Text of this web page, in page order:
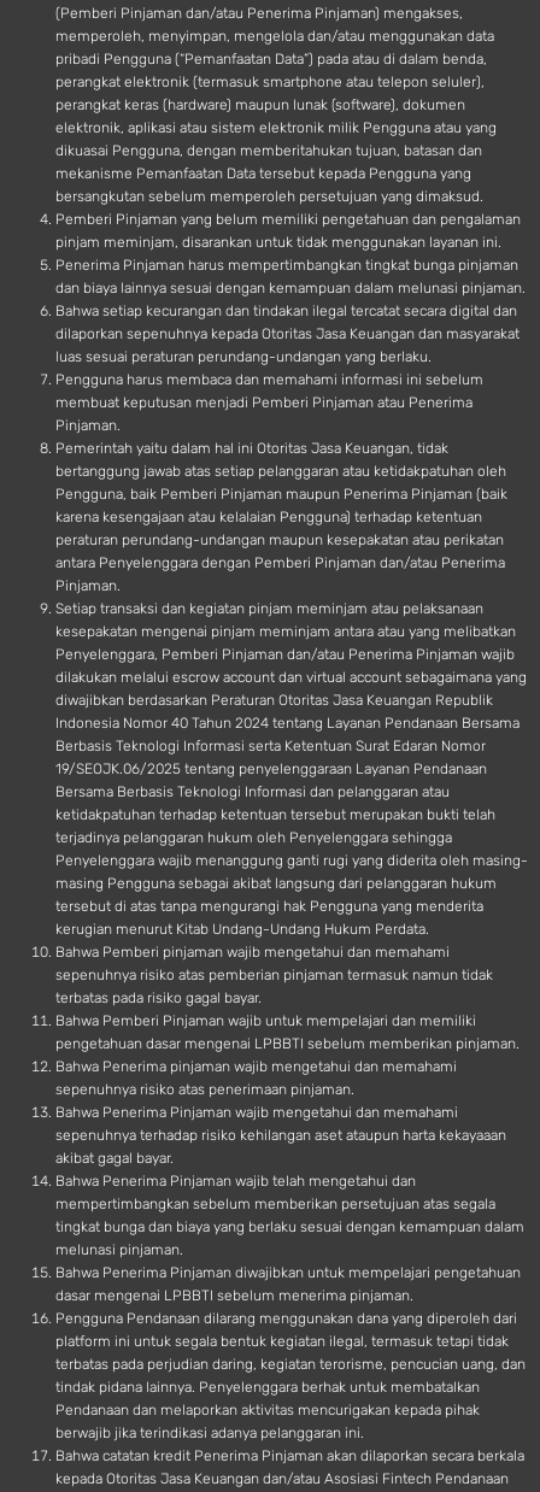
(Pemberi Pinjaman dan/atau Penerima Pinjaman) mengakses,
memperoleh, menyimpan, mengelola dan/atau menggunakan data
pribadi Pengguna (“Pemanfaatan Data”) pada atau di dalam benda,
perangkat elektronik (termasuk smartphone atau telepon seluler),
perangkat keras (hardware) maupun lunak (software), dokumen
elektronik, aplikasi atau sistem elektronik milik Pengguna atau yang
dikuasai Pengguna, dengan memberitahukan tujuan, batasan dan
mekanisme Pemanfaatan Data tersebut kepada Pengguna yang
bersangkutan sebelum memperoleh persetujuan yang dimaksud.
Pemberi Pinjaman yang belum memiliki pengetahuan dan pengalaman
pinjam meminjam, disarankan untuk tidak menggunakan layanan ini.
Penerima Pinjaman harus mempertimbangkan tingkat bunga pinjaman
dan biaya lainnya sesuai dengan kemampuan dalam melunasi pinjaman.
Bahwa setiap kecurangan dan tindakan ilegal tercatat secara digital dan
dilaporkan sepenuhnya kepada Otoritas Jasa Keuangan dan masyarakat
luas sesuai peraturan perundang-undangan yang berlaku.
Pengguna harus membaca dan memahami informasi ini sebelum
membuat keputusan menjadi Pemberi Pinjaman atau Penerima
Pinjaman.
Pemerintah yaitu dalam hal ini Otoritas Jasa Keuangan, tidak
bertanggung jawab atas setiap pelanggaran atau ketidakpatuhan oleh
Pengguna, baik Pemberi Pinjaman maupun Penerima Pinjaman (baik
karena kesengajaan atau kelalaian Pengguna) terhadap ketentuan
peraturan perundang-undangan maupun kesepakatan atau perikatan
antara Penyelenggara dengan Pemberi Pinjaman dan/atau Penerima
Pinjaman.
Setiap transaksi dan kegiatan pinjam meminjam atau pelaksanaan
kesepakatan mengenai pinjam meminjam antara atau yang melibatkan
Penyelenggara, Pemberi Pinjaman dan/atau Penerima Pinjaman wajib
dilakukan melalui escrow account dan virtual account sebagaimana yang
diwajibkan berdasarkan Peraturan Otoritas Jasa Keuangan Republik
Indonesia Nomor 40 Tahun 2024 tentang Layanan Pendanaan Bersama
Berbasis Teknologi Informasi serta Ketentuan Surat Edaran Nomor
19/SEOJK.06/2025 tentang penyelenggaraan Layanan Pendanaan
Bersama Berbasis Teknologi Informasi dan pelanggaran atau
ketidakpatuhan terhadap ketentuan tersebut merupakan bukti telah
terjadinya pelanggaran hukum oleh Penyelenggara sehingga
Penyelenggara wajib menanggung ganti rugi yang diderita oleh masing-
masing Pengguna sebagai akibat langsung dari pelanggaran hukum
tersebut di atas tanpa mengurangi hak Pengguna yang menderita
kerugian menurut Kitab Undang-Undang Hukum Perdata.
Bahwa Pemberi pinjaman wajib mengetahui dan memahami
sepenuhnya risiko atas pemberian pinjaman termasuk namun tidak
terbatas pada risiko gagal bayar.
Bahwa Pemberi Pinjaman wajib untuk mempelajari dan memiliki
pengetahuan dasar mengenai LPBBTI sebelum memberikan pinjaman.
Bahwa Penerima pinjaman wajib mengetahui dan memahami
sepenuhnya risiko atas penerimaan pinjaman.
Bahwa Penerima Pinjaman wajib mengetahui dan memahami
sepenuhnya terhadap risiko kehilangan aset ataupun harta kekayaaan
akibat gagal bayar.
Bahwa Penerima Pinjaman wajib telah mengetahui dan
mempertimbangkan sebelum memberikan persetujuan atas segala
tingkat bunga dan biaya yang berlaku sesuai dengan kemampuan dalam
melunasi pinjaman.
Bahwa Penerima Pinjaman diwajibkan untuk mempelajari pengetahuan
dasar mengenai LPBBTI sebelum menerima pinjaman.
Pengguna Pendanaan dilarang menggunakan dana yang diperoleh dari
platform ini untuk segala bentuk kegiatan ilegal, termasuk tetapi tidak
terbatas pada perjudian daring, kegiatan terorisme, pencucian uang, dan
tindak pidana lainnya. Penyelenggara berhak untuk membatalkan
Pendanaan dan melaporkan aktivitas mencurigakan kepada pihak
berwajib jika terindikasi adanya pelanggaran ini.
Bahwa catatan kredit Penerima Pinjaman akan dilaporkan secara berkala
kepada Otoritas Jasa Keuangan dan/atau Asosiasi Fintech Pendanaan